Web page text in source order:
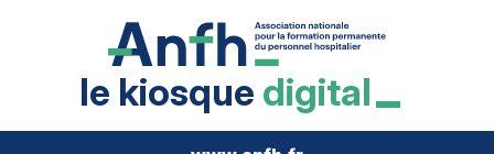
le kiosque digital